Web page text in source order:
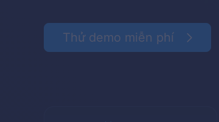
Thử demo miễn phí